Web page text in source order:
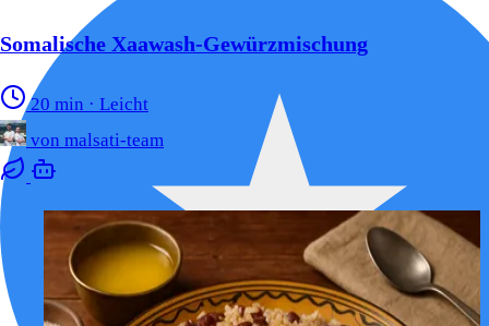
Somalische Xaawash-Gewürzmischung
20 min · Leicht
von malsati-team